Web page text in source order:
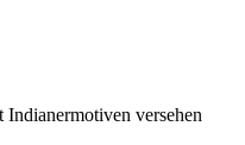
Indianermotiven versehen